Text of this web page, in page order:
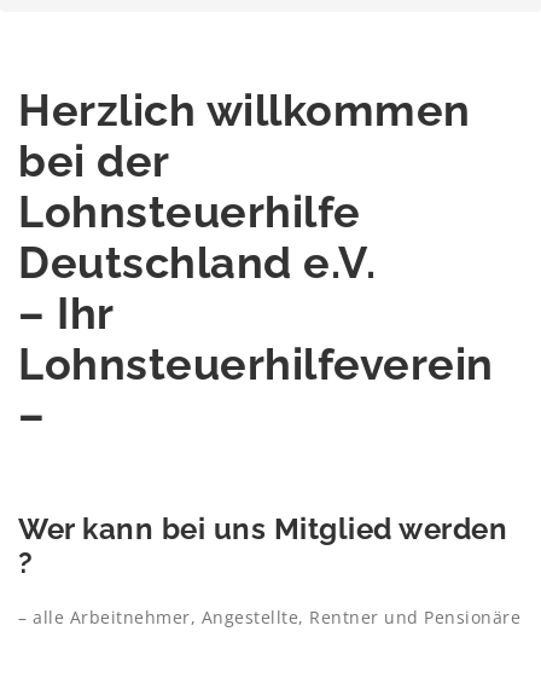
Herzlich willkommen
bei der
Lohnsteuerhilfe
Deutschland e.V.
– Ihr
Lohnsteuerhilfeverein
–
Wer kann bei uns Mitglied werden
?
– alle Arbeitnehmer, Angestellte, Rentner und Pensionäre